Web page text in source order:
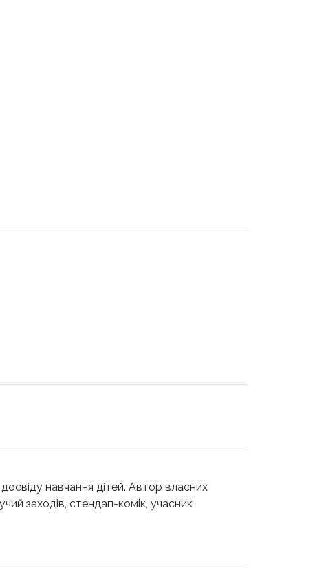
навчання дітей. Автор власних
заходів, стендап-комік, учасник